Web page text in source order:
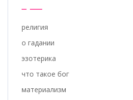
религия
о гадании
эзотерика
что такое бог
материализм